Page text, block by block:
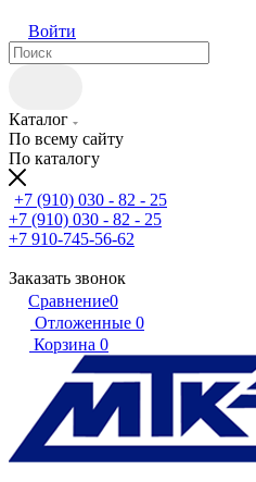
Войти
Каталог
По всему сайту
По каталогу
+7 (910) 030 - 82 - 25
+7 (910) 030 - 82 - 25
+7 910-745-56-62
Заказать звонок
Сравнение0
Отложенные 0
Корзина 0